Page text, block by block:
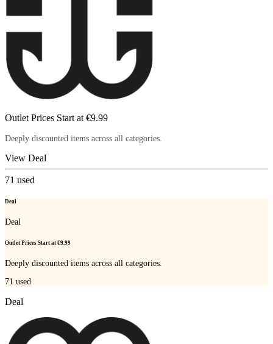
Outlet Prices Start at €9.99
Deeply discounted items across all categories.
View Deal
71 used
Deal
Deal
Outlet Prices Start at €9.99
Deeply discounted items across all categories.
71 used
Deal